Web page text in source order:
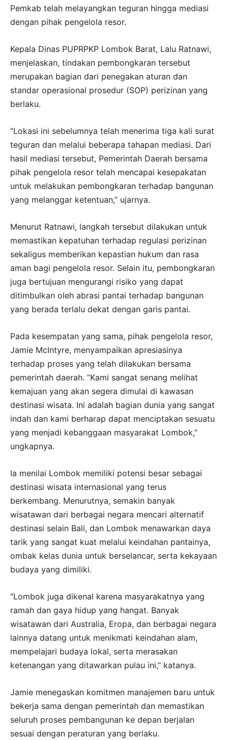
Pemkab telah melayangkan teguran hingga mediasi
dengan pihak pengelola resor.
Kepala Dinas PUPRPKP Lombok Barat, Lalu Ratnawi,
menjelaskan, tindakan pembongkaran tersebut
merupakan bagian dari penegakan aturan dan
standar operasional prosedur (SOP) perizinan yang
berlaku.
“Lokasi ini sebelumnya telah menerima tiga kali surat
teguran dan melalui beberapa tahapan mediasi. Dari
hasil mediasi tersebut, Pemerintah Daerah bersama
pihak pengelola resor telah mencapai kesepakatan
untuk melakukan pembongkaran terhadap bangunan
yang melanggar ketentuan,” ujarnya.
Menurut Ratnawi, langkah tersebut dilakukan untuk
memastikan kepatuhan terhadap regulasi perizinan
sekaligus memberikan kepastian hukum dan rasa
aman bagi pengelola resor. Selain itu, pembongkaran
juga bertujuan mengurangi risiko yang dapat
ditimbulkan oleh abrasi pantai terhadap bangunan
yang berada terlalu dekat dengan garis pantai.
Pada kesempatan yang sama, pihak pengelola resor,
Jamie McIntyre, menyampaikan apresiasinya
terhadap proses yang telah dilakukan bersama
pemerintah daerah. “Kami sangat senang melihat
kemajuan yang akan segera dimulai di kawasan
destinasi wisata. Ini adalah bagian dunia yang sangat
indah dan kami berharap dapat menciptakan sesuatu
yang menjadi kebanggaan masyarakat Lombok,”
ungkapnya.
Ia menilai Lombok memiliki potensi besar sebagai
destinasi wisata internasional yang terus
berkembang. Menurutnya, semakin banyak
wisatawan dari berbagai negara mencari alternatif
destinasi selain Bali, dan Lombok menawarkan daya
tarik yang sangat kuat melalui keindahan pantainya,
ombak kelas dunia untuk berselancar, serta kekayaan
budaya yang dimiliki.
“Lombok juga dikenal karena masyarakatnya yang
ramah dan gaya hidup yang hangat. Banyak
wisatawan dari Australia, Eropa, dan berbagai negara
lainnya datang untuk menikmati keindahan alam,
mempelajari budaya lokal, serta merasakan
ketenangan yang ditawarkan pulau ini,” katanya.
Jamie menegaskan komitmen manajemen baru untuk
bekerja sama dengan pemerintah dan memastikan
seluruh proses pembangunan ke depan berjalan
sesuai dengan peraturan yang berlaku.